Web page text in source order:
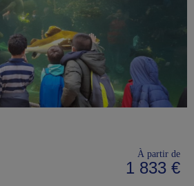
À partir de
1 833 €